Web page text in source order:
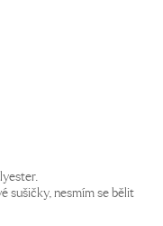
sušičky, nesmím se bělit